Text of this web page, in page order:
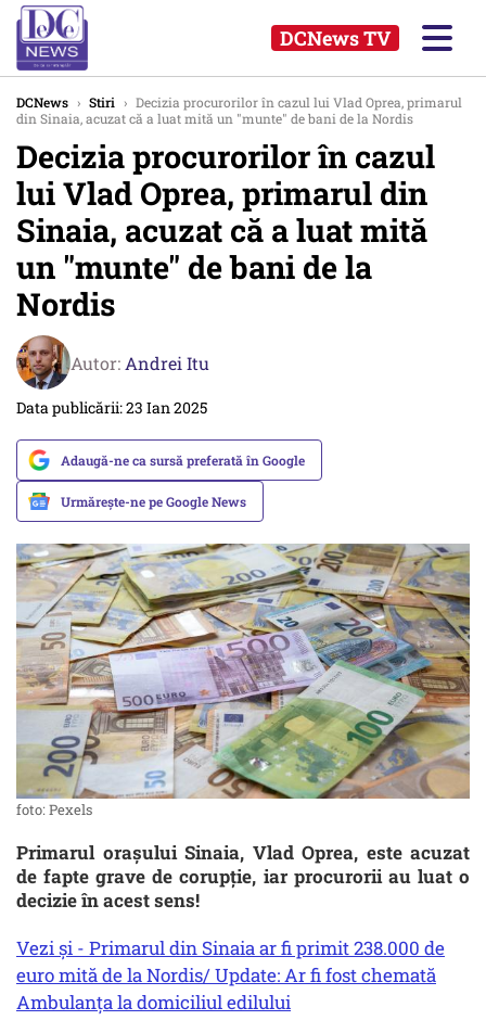
DCNews TV
DCNews › Stiri › Decizia procurorilor în cazul lui Vlad Oprea, primarul
din Sinaia, acuzat că a luat mită un "munte" de bani de la Nordis
Decizia procurorilor în cazul
lui Vlad Oprea, primarul din
Sinaia, acuzat că a luat mită
un "munte" de bani de la
Nordis
Autor: Andrei Itu
Data publicării: 23 Ian 2025
Adaugă-ne ca sursă preferată în Google
Urmărește-ne pe Google News
foto: Pexels
Primarul oraşului Sinaia, Vlad Oprea, este acuzat
de fapte grave de corupție, iar procurorii au luat o
decizie în acest sens!
Vezi și - Primarul din Sinaia ar fi primit 238.000 de
euro mită de la Nordis/ Update: Ar fi fost chemată
Ambulanța la domiciliul edilului